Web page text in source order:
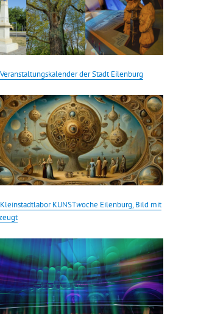
der Stadt Eilenburg
KUNSTwoche Eilenburg, Bild mit